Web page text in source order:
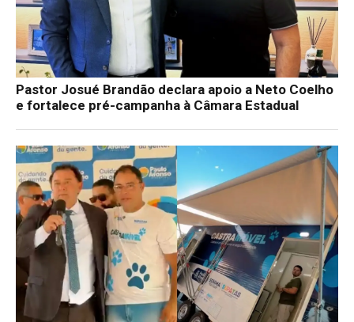
Pastor Josué Brandão declara apoio a Neto Coelho
e fortalece pré-campanha à Câmara Estadual